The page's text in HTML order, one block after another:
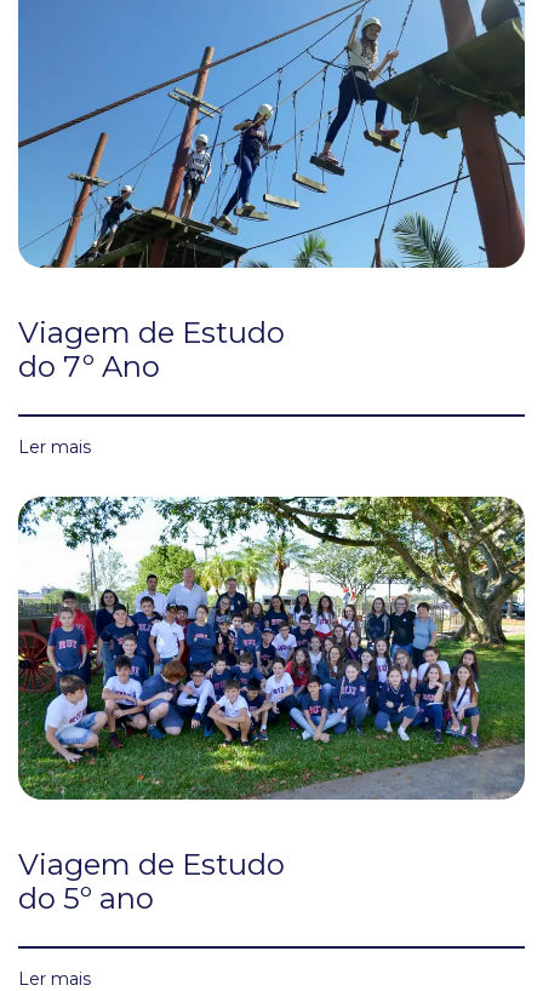
Viagem de Estudo
do 7º Ano
Ler mais
Viagem de Estudo
do 5º ano
Ler mais